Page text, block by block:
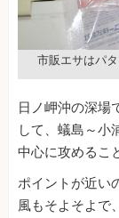
市販エサはパ
日ノ岬沖の深場
して、蟻島～小
中心に攻めるこ
ポイントが近い
風もそよそよで